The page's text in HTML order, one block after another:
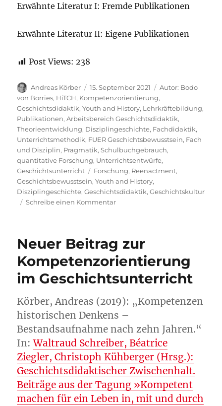
Erwähnte Literatur I: Fremde Publikationen
Erwähnte Literatur II: Eigene Publikationen
Post Views: 238
Autor
Andreas Körber
Veröffentlicht
am
15. September 2021 Kategorien
Autor: Bodo
von Borries, HiTCH, Kompetenzorientierung,
Geschichtsdidaktik,Youth and History, Lehrkräftebildung,
Publikationen,Arbeitsbereich Geschichtsdidaktik,
Theorieentwicklung, Disziplingeschichte, Fachdidaktik,
Unterrichtsmethodik, FUER Geschichtsbewusstsein, Fach
und Disziplin, Pragmatik,Schulbuchgebrauch,
quantitative Forschung, Unterrichtsentwürfe,
Geschichtsunterricht
Schlagwörter
Forschung, Reenactment,
Geschichtsbewusstsein,Youth and History,
Disziplingeschichte,Geschichtsdidaktik,Geschichtskultur
Schreibe einen Kommentarzu
Neuer Beitrag zur
Kompetenzorientierung
im Geschichtsunterricht
Körber, Andreas (2019): „Kompetenzen
historischen Denkens –
Bestandsaufnahme nach zehn Jahren.“
In:Waltraud Schreiber, Béatrice
Ziegler, Christoph Kühberger (Hrsg.):
Geschichtsdidaktischer Zwischenhalt.
Beiträge aus der Tagung »Kompetent
machen für ein Leben in, mit und durch